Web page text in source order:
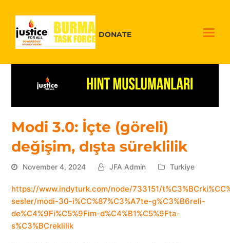
DONATE
Modi 3.0: İçte (göreli)
değişim, dışta süreklilik
November 4, 2024 JFA Admin Turkiye
https://www.indyturk.com/node/733151/
sesler/modi-30-i%CC%87%C3%A7te-g%C3%B6reli-
de%C4%9Fi%C5%9Fim-d%C4%B1%C5%9Fta-
s%C3%BCreklilik